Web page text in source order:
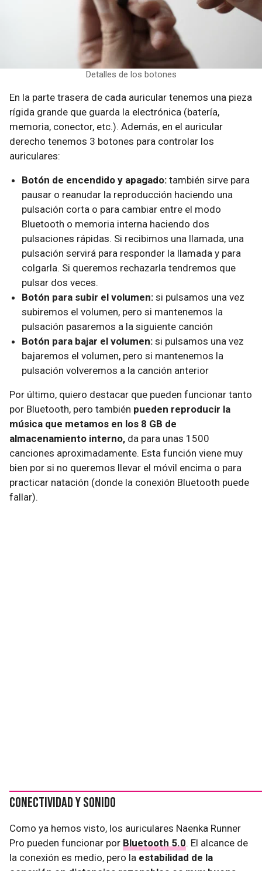
Detalles de los botones
En la parte trasera de cada auricular tenemos una pieza
rígida grande que guarda la electrónica (batería,
memoria, conector, etc.). Además, en el auricular
derecho tenemos 3 botones para controlar los
auriculares:
Botón de encendido y apagado: también sirve para
pausar o reanudar la reproducción haciendo una
pulsación corta o para cambiar entre el modo
Bluetooth o memoria interna haciendo dos
pulsaciones rápidas. Si recibimos una llamada, una
pulsación servirá para responder la llamada y para
colgarla. Si queremos rechazarla tendremos que
pulsar dos veces.
Botón para subir el volumen: si pulsamos una vez
subiremos el volumen, pero si mantenemos la
pulsación pasaremos a la siguiente canción
Botón para bajar el volumen: si pulsamos una vez
bajaremos el volumen, pero si mantenemos la
pulsación volveremos a la canción anterior
Por último, quiero destacar que pueden funcionar tanto
por Bluetooth, pero también pueden reproducir la
música que metamos en los 8 GB de
almacenamiento interno, da para unas 1500
canciones aproximadamente. Esta función viene muy
bien por si no queremos llevar el móvil encima o para
practicar natación (donde la conexión Bluetooth puede
fallar).
Conectividad y sonido
Como ya hemos visto, los auriculares Naenka Runner
Pro pueden funcionar por Bluetooth 5.0. El alcance de
la conexión es medio, pero la estabilidad de la